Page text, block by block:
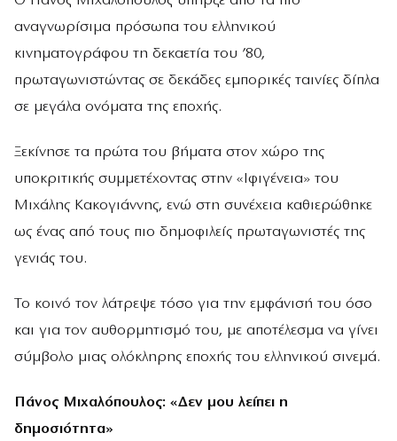
αναγνωρίσιμα πρόσωπα του ελληνικού
κινηματογράφου τη δεκαετία του ’80,
πρωταγωνιστώντας σε δεκάδες εμπορικές ταινίες δίπλα
σε μεγάλα ονόματα της εποχής.
Ξεκίνησε τα πρώτα του βήματα στον χώρο της
υποκριτικής συμμετέχοντας στην «Ιφιγένεια» του
Μιχάλης Κακογιάννης, ενώ στη συνέχεια καθιερώθηκε
ως ένας από τους πιο δημοφιλείς πρωταγωνιστές της
γενιάς του.
Το κοινό τον λάτρεψε τόσο για την εμφάνισή του όσο
και για τον αυθορμητισμό του, με αποτέλεσμα να γίνει
σύμβολο μιας ολόκληρης εποχής του ελληνικού σινεμά.
Πάνος Μιχαλόπουλος: «Δεν μου λείπει η
δημοσιότητα»